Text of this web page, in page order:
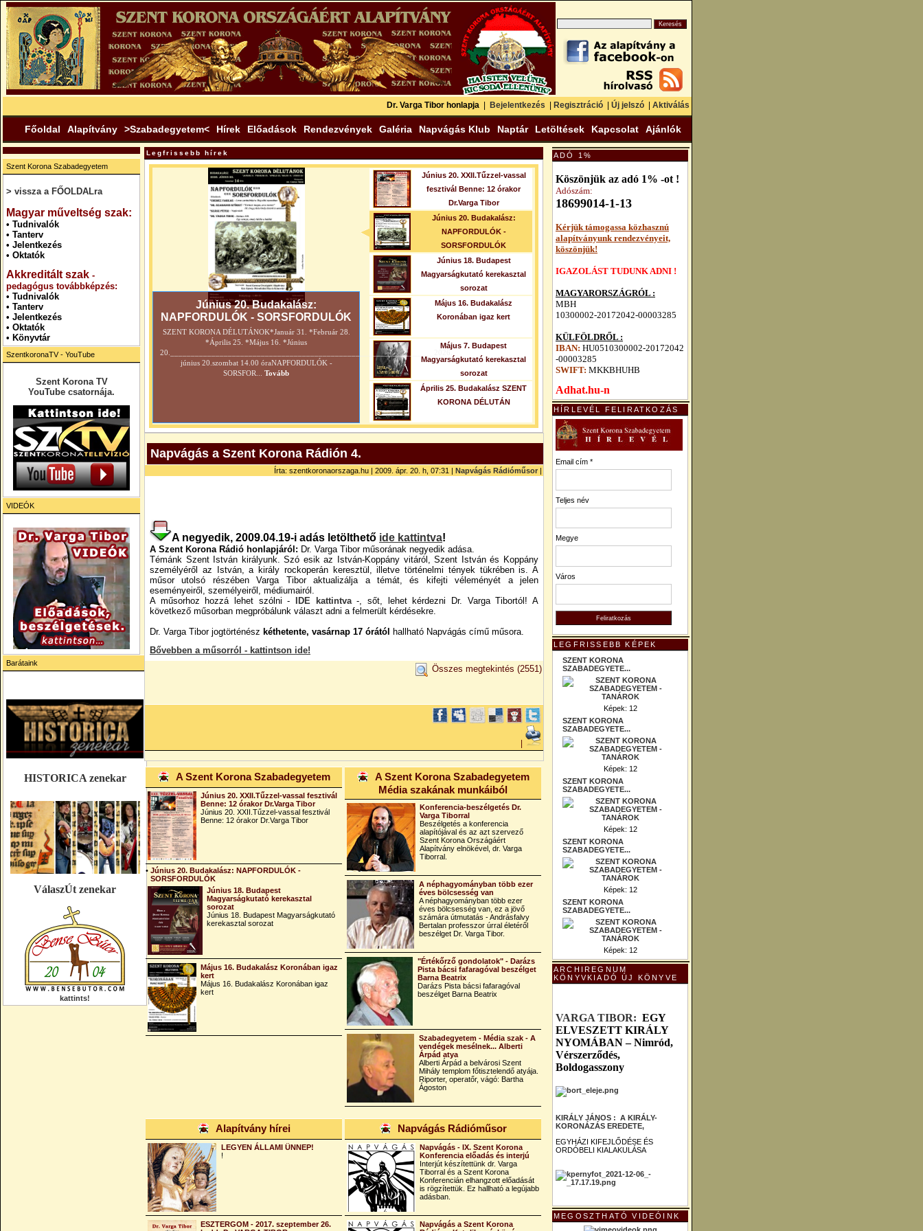
Dr. Varga Tibor honlapja Bejelentkezés Regisztráció Új jelszó Aktiválás
Főoldal Alapítvány >Szabadegyetem< Hírek Előadások Rendezvények Galéria Napvágás Klub Naptár Letöltések Kapcsolat Ajánlók
Szent Korona Szabadegyetem
> vissza a FŐOLDALra
Magyar műveltség szak:
• Tudnivalók
• Tanterv
• Jelentkezés
• Oktatók
Akkreditált szak -
pedagógus továbbképzés:
• Tudnivalók
• Tanterv
• Jelentkezés
• Oktatók
• Könyvtár
SzentkoronaTV - YouTube
Szent Korona TV
YouTube csatornája.
VIDEÓK
Barátaink
HISTORICA zenekar
VálaszÚt zenekar
kattints!
Legfrissebb hírek
Június 20. XXII.Tűzzel-vassal
fesztivál Benne: 12 órakor
Dr.Varga Tibor
Június 20. Budakalász:
NAPFORDULÓK -
SORSFORDULÓK
Június 18. Budapest
Magyarságkutató kerekasztal
sorozat
Május 16. Budakalász
Koronában igaz kert
Május 7. Budapest
Magyarságkutató kerekasztal
sorozat
Április 25. Budakalász SZENT
KORONA DÉLUTÁN
Június 20. Budakalász:
NAPFORDULÓK - SORSFORDULÓK
SZENT KORONA DÉLUTÁNOK*Január 31. *Február 28.
*Április 25. *Május 16. *Június
20.________________________________________________________________2026.
június 20.szombat 14.00 óraNAPFORDULÓK -
SORSFOR...
Tovább
Napvágás a Szent Korona Rádión 4.
Írta: szentkoronaorszaga.hu | 2009. ápr. 20. h, 07:31 | Napvágás Rádióműsor |
A negyedik, 2009.04.19-i adás letölthető ide kattintva!
A Szent Korona Rádió honlapjáról: Dr. Varga Tibor műsorának negyedik adása.
Témánk Szent István királyunk. Szó esik az István-Koppány vitáról, Szent István és Koppány
személyéről az István, a király rockoperán keresztül, illetve történelmi tények tükrében is. A
műsor utolsó részében Varga Tibor aktualizálja a témát, és kifejti véleményét a jelen
eseményeiről, személyeiről, médiumairól.
A műsorhoz hozzá lehet szólni -
IDE kattintva-, sőt, lehet kérdezni Dr. Varga Tibortól! A
következő műsorban megpróbálunk választ adni a felmerült kérdésekre.
Dr. Varga Tibor jogtörténész kéthetente, vasárnap 17 órától
hallható Napvágás című műsora.
Bővebben a műsorról - kattintson ide!
Összes megtekintés (2551)
A Szent Korona Szabadegyetem
Június 20. XXII.Tűzzel-vassal fesztivál
Benne: 12 órakor Dr.Varga Tibor
Június 20. XXII.Tűzzel-vassal fesztivál
Benne: 12 órakor Dr.Varga Tibor
• Június 20. Budakalász: NAPFORDULÓK -
SORSFORDULÓK
Június 18. Budapest
Magyarságkutató kerekasztal
sorozat
Június 18. Budapest Magyarságkutató
kerekasztal sorozat
Május 16. Budakalász Koronában igaz
kert
Május 16. Budakalász Koronában igaz
kert
A Szent Korona Szabadegyetem
Média szakának munkáiból
Konferencia-beszélgetés Dr.
Varga Tiborral
Beszélgetés a konferencia
alapítójával és az azt szervező
Szent Korona Országáért
Alapítvány elnökével, dr. Varga
Tiborral.
A néphagyományban több ezer
éves bölcsesség van
A néphagyományban több ezer
éves bölcsesség van, ez a jövő
számára útmutatás - Andrásfalvy
Bertalan professzor úrral életéről
beszélget Dr. Varga Tibor.
"Értékőrző gondolatok" - Darázs
Pista bácsi fafaragóval beszélget
Barna Beatrix
Darázs Pista bácsi fafaragóval
beszélget Barna Beatrix
Szabadegyetem - Média szak - A
vendégek mesélnek... Alberti
Árpád atya
Alberti Árpád a belvárosi Szent
Mihály templom főtisztelendő atyája.
Riporter, operatőr, vágó: Bartha
Ágoston
Alapítvány hírei
LEGYEN ÁLLAMI ÜNNEP!
!
ESZTERGOM - 2017. szeptember 26.
Napvágás Rádióműsor
Napvágás - IX. Szent Korona
Konferencia előadás és interjú
Interjút készítettünk dr. Varga
Tiborral és a Szent Korona
Konferencián elhangzott előadását
is rögzítettük. Ez hallható a legújabb
adásban.
Napvágás a Szent Korona
ADÓ 1%
Köszönjük az adó 1% -ot !
Adószám:
18699014-1-13
Kérjük támogassa közhasznú
alapítványunkrendezvényeit,
köszönjük!
IGAZOLÁST TUDUNK ADNI !
MAGYARORSZÁGRÓL :
MBH
10300002-20172042-00003285
KÜLFÖLDRŐL :
IBAN: HU0510300002-20172042
-00003285
SWIFT: MKKBHUHB
Adhat.hu-n
HÍRLEVÉL FELIRATKOZÁS
Email cím *
Teljes név
Megye
Város
LEGFRISSEBB KÉPEK
SZENT KORONA
SZABADEGYETE...
Képek: 12
SZENT KORONA
SZABADEGYETE...
Képek: 12
SZENT KORONA
SZABADEGYETE...
Képek: 12
SZENT KORONA
SZABADEGYETE...
Képek: 12
SZENT KORONA
SZABADEGYETE...
Képek: 12
ARCHIREGNUM
KÖNYVKIADÓ ÚJ KÖNYVE
VARGA TIBOR: EGY
ELVESZETT KIRÁLY
NYOMÁBAN – Nimród,
Vérszerződés,
Boldogasszony
KIRÁLY JÁNOS : A KIRÁLY-
KORONÁZÁS EREDETE,
EGYHÁZI KIFEJLŐDÉSE ÉS
ORDÓBELI KIALAKULÁSA
MEGOSZTHATÓ VIDEÓINK